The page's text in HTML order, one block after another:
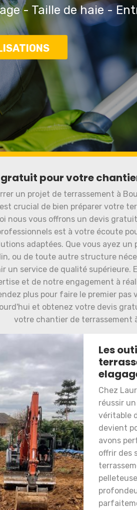
- Taille de haie -
gratuit pour votre
un projet de terrassement à
crucial de bien préparer votre
nous vous offrons un devis
est à votre écoute
adaptées. Que vous ayez
ou de toute autre structure
un service de qualité supérieure.
et de notre engagement à
plus pour faire le premier pas
et obtenez votre devis
votre chantier de terrassement
Les
Chez
réussir
véritable
devient
avons
offrir des